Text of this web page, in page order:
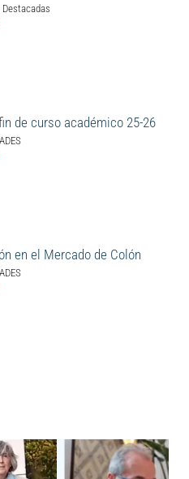
de curso académico 25-26
en el Mercado de Colón